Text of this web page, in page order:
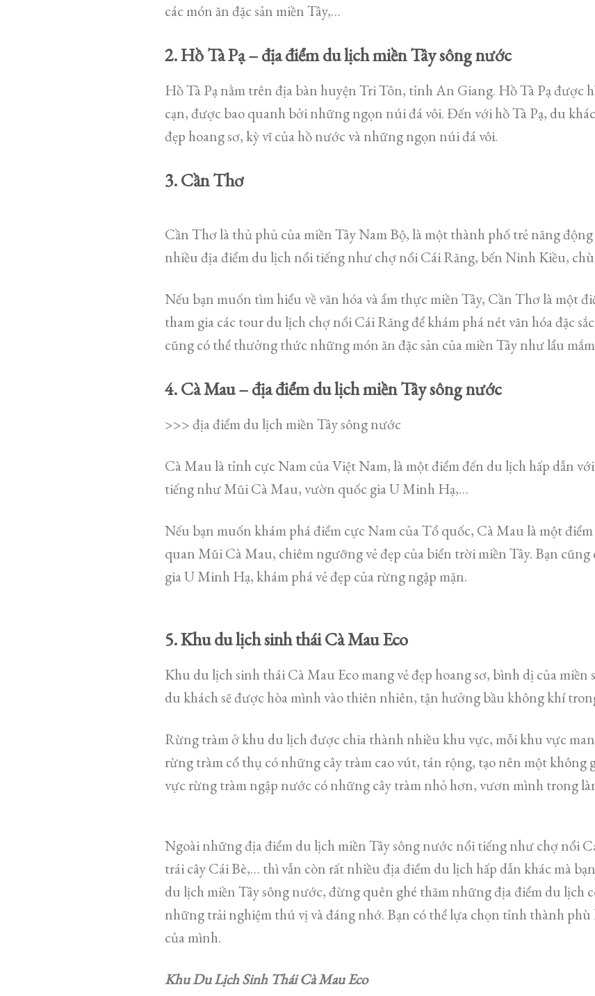
các món ăn đặc sản miền Tây,…
2. Hồ Tà Pạ – địa điểm du lịch miền Tây sông nước
Hồ Tà Pạ nằm trên địa bàn huyện Tri Tôn, tỉnh An Giang. Hồ Tà Pạ
cạn, được bao quanh bởi những ngọn núi đá vôi. Đến với hồ Tà Pạ, du
đẹp hoang sơ, kỳ vĩ của hồ nước và những ngọn núi đá vôi.
3. Cần Thơ
Cần Thơ là thủ phủ của miền Tây Nam Bộ, là một thành phố trẻ năng
nhiều địa điểm du lịch nổi tiếng như chợ nổi Cái Răng, bến Ninh Kiều,
Nếu bạn muốn tìm hiểu về văn hóa và ẩm thực miền Tây, Cần Thơ là một
tham gia các tour du lịch chợ nổi Cái Răng để khám phá nét văn hóa đặc
cũng có thể thưởng thức những món ăn đặc sản của miền Tây như lẩu
4. Cà Mau – địa điểm du lịch miền Tây sông nước
>>> địa điểm du lịch miền Tây sông nước
Cà Mau là tỉnh cực Nam của Việt Nam, là một điểm đến du lịch hấp dẫn
tiếng như Mũi Cà Mau, vườn quốc gia U Minh Hạ,…
Nếu bạn muốn khám phá điểm cực Nam của Tổ quốc, Cà Mau là một
quan Mũi Cà Mau, chiêm ngưỡng vẻ đẹp của biển trời miền Tây. Bạn
gia U Minh Hạ, khám phá vẻ đẹp của rừng ngập mặn.
5. Khu du lịch sinh thái Cà Mau Eco
Khu du lịch sinh thái Cà Mau Eco mang vẻ đẹp hoang sơ, bình dị của
du khách sẽ được hòa mình vào thiên nhiên, tận hưởng bầu không khí
Rừng tràm ở khu du lịch được chia thành nhiều khu vực, mỗi khu vực
rừng tràm cổ thụ có những cây tràm cao vút, tán rộng, tạo nên một không
vực rừng tràm ngập nước có những cây tràm nhỏ hơn, vươn mình trong
Ngoài những địa điểm du lịch miền Tây sông nước nổi tiếng như chợ nổi
trái cây Cái Bè,… thì vẫn còn rất nhiều địa điểm du lịch hấp dẫn khác mà
du lịch miền Tây sông nước, đừng quên ghé thăm những địa điểm du lịch
những trải nghiệm thú vị và đáng nhớ. Bạn có thể lựa chọn tỉnh thành
của mình.
Khu Du Lịch Sinh Thái Cà Mau Eco